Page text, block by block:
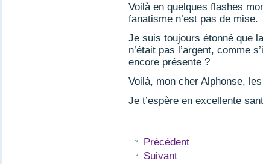
Voilà en quelques flashes
fanatisme n’est pas de mise.
Je suis toujours étonné que
n’était pas l’argent, comme
encore présente ?
Voilà, mon cher Alphonse,
Je t’espère en excellente
Précédent
Suivant